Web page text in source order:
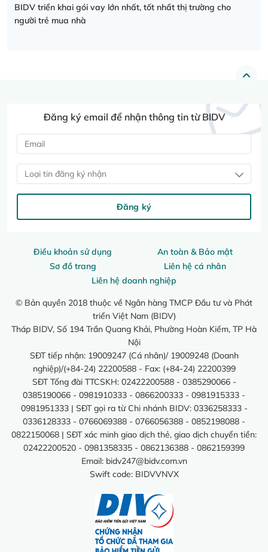
BIDV triển khai gói vay lớn nhất, tốt nhất thị trường cho
người trẻ mua nhà
Điều khoản sử dụng
An toàn & Bảo mật
Sơ đồ trang
Liên hệ cá nhân
Liên hệ doanh nghiệp
© Bản quyền 2018 thuộc về Ngân hàng TMCP Đầu tư và Phát
triển Việt Nam (BIDV)
Tháp BIDV, Số 194 Trần Quang Khải, Phường Hoàn Kiếm, TP Hà
Nội
SĐT tiếp nhận: 19009247 (Cá nhân)/ 19009248 (Doanh
nghiệp)/(+84-24) 22200588 - Fax: (+84-24) 22200399
SĐT Tổng đài TTCSKH: 02422200588 - 0385290066 -
0385190066 - 0981910333 - 0866200333 - 0981915333 -
0981951333 | SĐT gọi ra từ Chi nhánh BIDV: 0336258333 -
0336128333 - 0766069388 - 0766056388 - 0852198088 -
0822150068 | SĐT xác minh giao dịch thẻ, giao dịch chuyển tiền:
02422200520 - 0981358335 - 0862136388 - 0862159399
Email: bidv247@bidv.com.vn
Swift code: BIDVVNVX
Đăng ký email để nhận thông tin từ BIDV
Loại tin đăng ký nhận
Đăng ký